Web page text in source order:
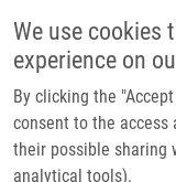
We use cookies
experience on
By clicking the
consent to the access
their possible sharing
analytical tools).
Drobečková
Domů All Et